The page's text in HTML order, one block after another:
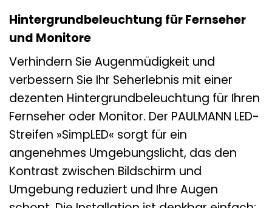
Hintergrundbeleuchtung für Fernseher
und Monitore
Verhindern Sie Augenmüdigkeit und
verbessern Sie Ihr Seherlebnis mit einer
dezenten Hintergrundbeleuchtung für Ihren
Fernseher oder Monitor. Der PAULMANN LED-
Streifen »SimpLED« sorgt für ein
angenehmes Umgebungslicht, das den
Kontrast zwischen Bildschirm und
Umgebung reduziert und Ihre Augen